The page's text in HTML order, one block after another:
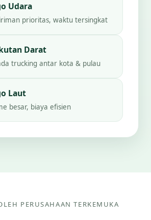
Udara
prioritas, waktu tersingkat
Darat
trucking antar kota & pulau
Laut
besar, biaya efisien
PERUSAHAAN TERKEMUKA